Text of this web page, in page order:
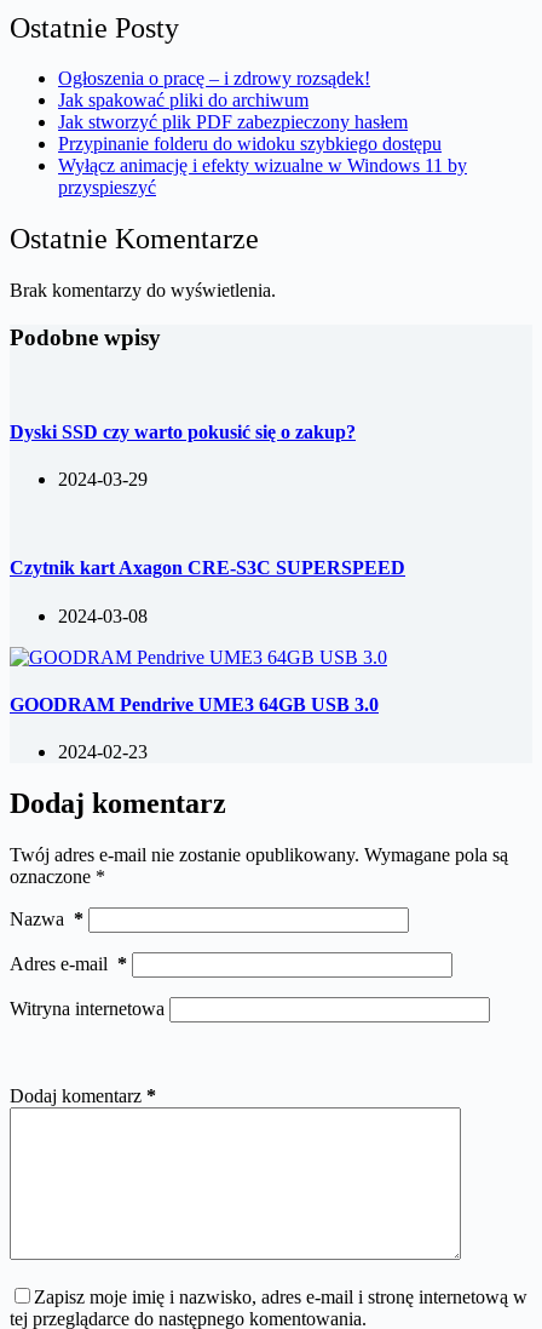
Ostatnie Posty
Ogłoszenia o pracę – i zdrowy rozsądek!
Jak spakować pliki do archiwum
Jak stworzyć plik PDF zabezpieczony hasłem
Przypinanie folderu do widoku szybkiego dostępu
Wyłącz animację i efekty wizualne w Windows 11 by
przyspieszyć
Ostatnie Komentarze
Brak komentarzy do wyświetlenia.
Podobne wpisy
Dyski SSD czy warto pokusić się o zakup?
2024-03-29
Czytnik kart Axagon CRE-S3C SUPERSPEED
2024-03-08
GOODRAM Pendrive UME3 64GB USB 3.0
2024-02-23
Dodaj komentarz
Twój adres e-mail nie zostanie opublikowany. Wymagane pola są
oznaczone *
Nazwa *
Adres e-mail *
Witryna internetowa
Dodaj komentarz *
Zapisz moje imię i nazwisko, adres e-mail i stronę internetową w
tej przeglądarce do następnego komentowania.